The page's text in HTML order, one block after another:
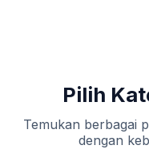
Pilih
Temukan berbagai
dengan